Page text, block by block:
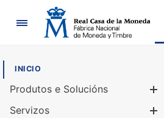
Navegación
INICIO
Produtos e Solucións
Servizos